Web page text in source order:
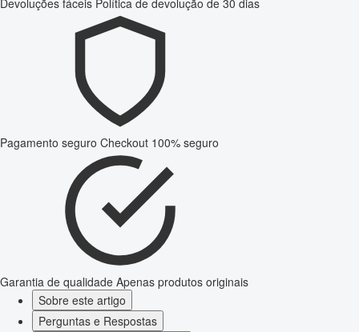
Pagamento seguro Checkout 100% seguro
Garantia de qualidade Apenas produtos originais
Sobre este artigo
Perguntas e Respostas